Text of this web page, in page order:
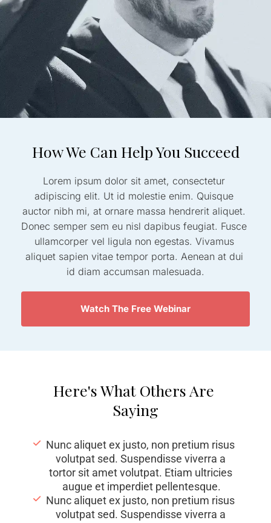
How We Can Help You Succeed
Lorem ipsum dolor sit amet, consectetur
adipiscing elit. Ut id molestie enim. Quisque
auctor nibh mi, at ornare massa hendrerit aliquet.
Donec semper sem eu nisl dapibus feugiat. Fusce
ullamcorper vel ligula non egestas. Vivamus
aliquet sapien vitae tempor porta. Aenean at dui
id diam accumsan malesuada.
Here's What Others Are
Saying
Nunc aliquet ex justo, non pretium risus
volutpat sed. Suspendisse viverra a
tortor sit amet volutpat. Etiam ultricies
augue et imperdiet pellentesque.
Nunc aliquet ex justo, non pretium risus
volutpat sed. Suspendisse viverra a